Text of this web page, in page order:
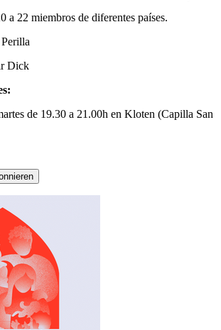
a 22 miembros de diferentes países.
Dick
de 19.30 a 21.00h en Kloten (Capilla San